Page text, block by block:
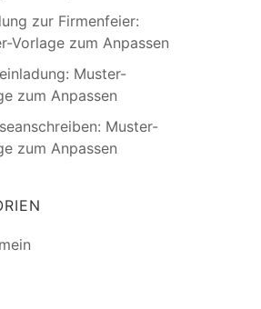
zur Firmenfeier:
Vorlage zum Anpassen
Muster-
zum Anpassen
Muster-
zum Anpassen